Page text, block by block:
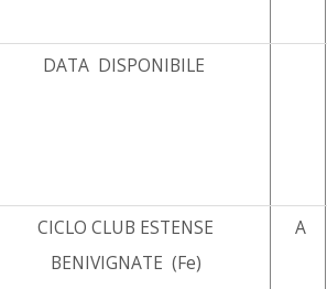
DATA DISPONIBILE
CICLO CLUB ESTENSE
BENIVIGNATE (Fe)
A